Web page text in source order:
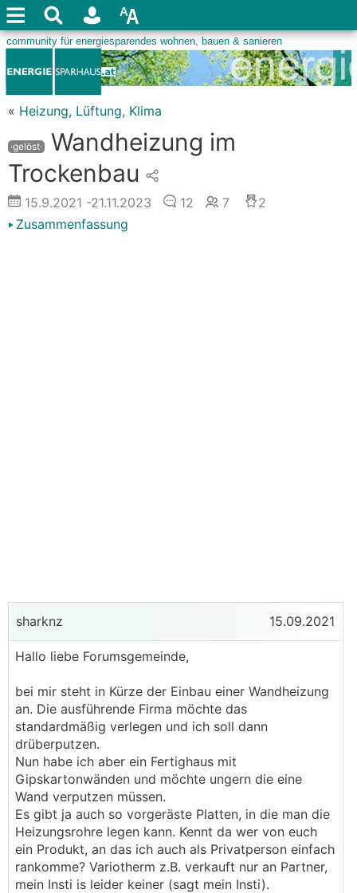
« Heizung, Lüftung, Klima
·gelöst·
Wandheizung im
Trockenbau
15.9.2021 -21.11.2023 12 7
2
Zusammenfassung
sharknz 15.09.2021
Hallo liebe Forumsgemeinde,
bei mir steht in Kürze der Einbau einer Wandheizung
an. Die ausführende Firma möchte das
standardmäßig verlegen und ich soll dann
drüberputzen.
Nun habe ich aber ein Fertighaus mit
Gipskartonwänden und möchte ungern die eine
Wand verputzen müssen.
Es gibt ja auch so vorgeräste Platten, in die man die
Heizungsrohre legen kann. Kennt da wer von euch
ein Produkt, an das ich auch als Privatperson einfach
rankomme? Variotherm z.B. verkauft nur an Partner,
mein Insti is leider keiner (sagt mein Insti).